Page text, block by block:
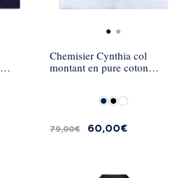
Chemisier Cynthia col
montant en pure coton
79,00 € 60,00 €